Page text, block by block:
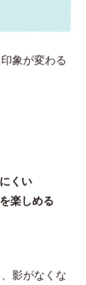
象が変わる
くい
楽しめる
影がなくな